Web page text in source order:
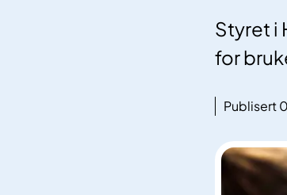
Styret i
for
Publisert